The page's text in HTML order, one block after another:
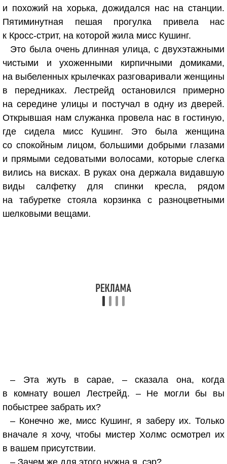
и похожий на хорька, дожидался нас на станции.
Пятиминутная пешая прогулка привела нас
к Кросс-стрит, на которой жила мисс Кушинг.
Это была очень длинная улица, с двухэтажными
чистыми и ухоженными кирпичными домиками,
на выбеленных крылечках разговаривали женщины
в передниках. Лестрейд остановился примерно
на середине улицы и постучал в одну из дверей.
Открывшая нам служанка провела нас в гостиную,
где сидела мисс Кушинг. Это была женщина
со спокойным лицом, большими добрыми глазами
и прямыми седоватыми волосами, которые слегка
вились на висках. В руках она держала видавшую
виды салфетку для спинки кресла, рядом
на табуретке стояла корзинка с разноцветными
шелковыми вещами.
– Эта жуть в сарае, – сказала она, когда
в комнату вошел Лестрейд. – Не могли бы вы
побыстрее забрать их?
– Конечно же, мисс Кушинг, я заберу их. Только
вначале я хочу, чтобы мистер Холмс осмотрел их
в вашем присутствии.
– Зачем же для этого нужна я, сэр?